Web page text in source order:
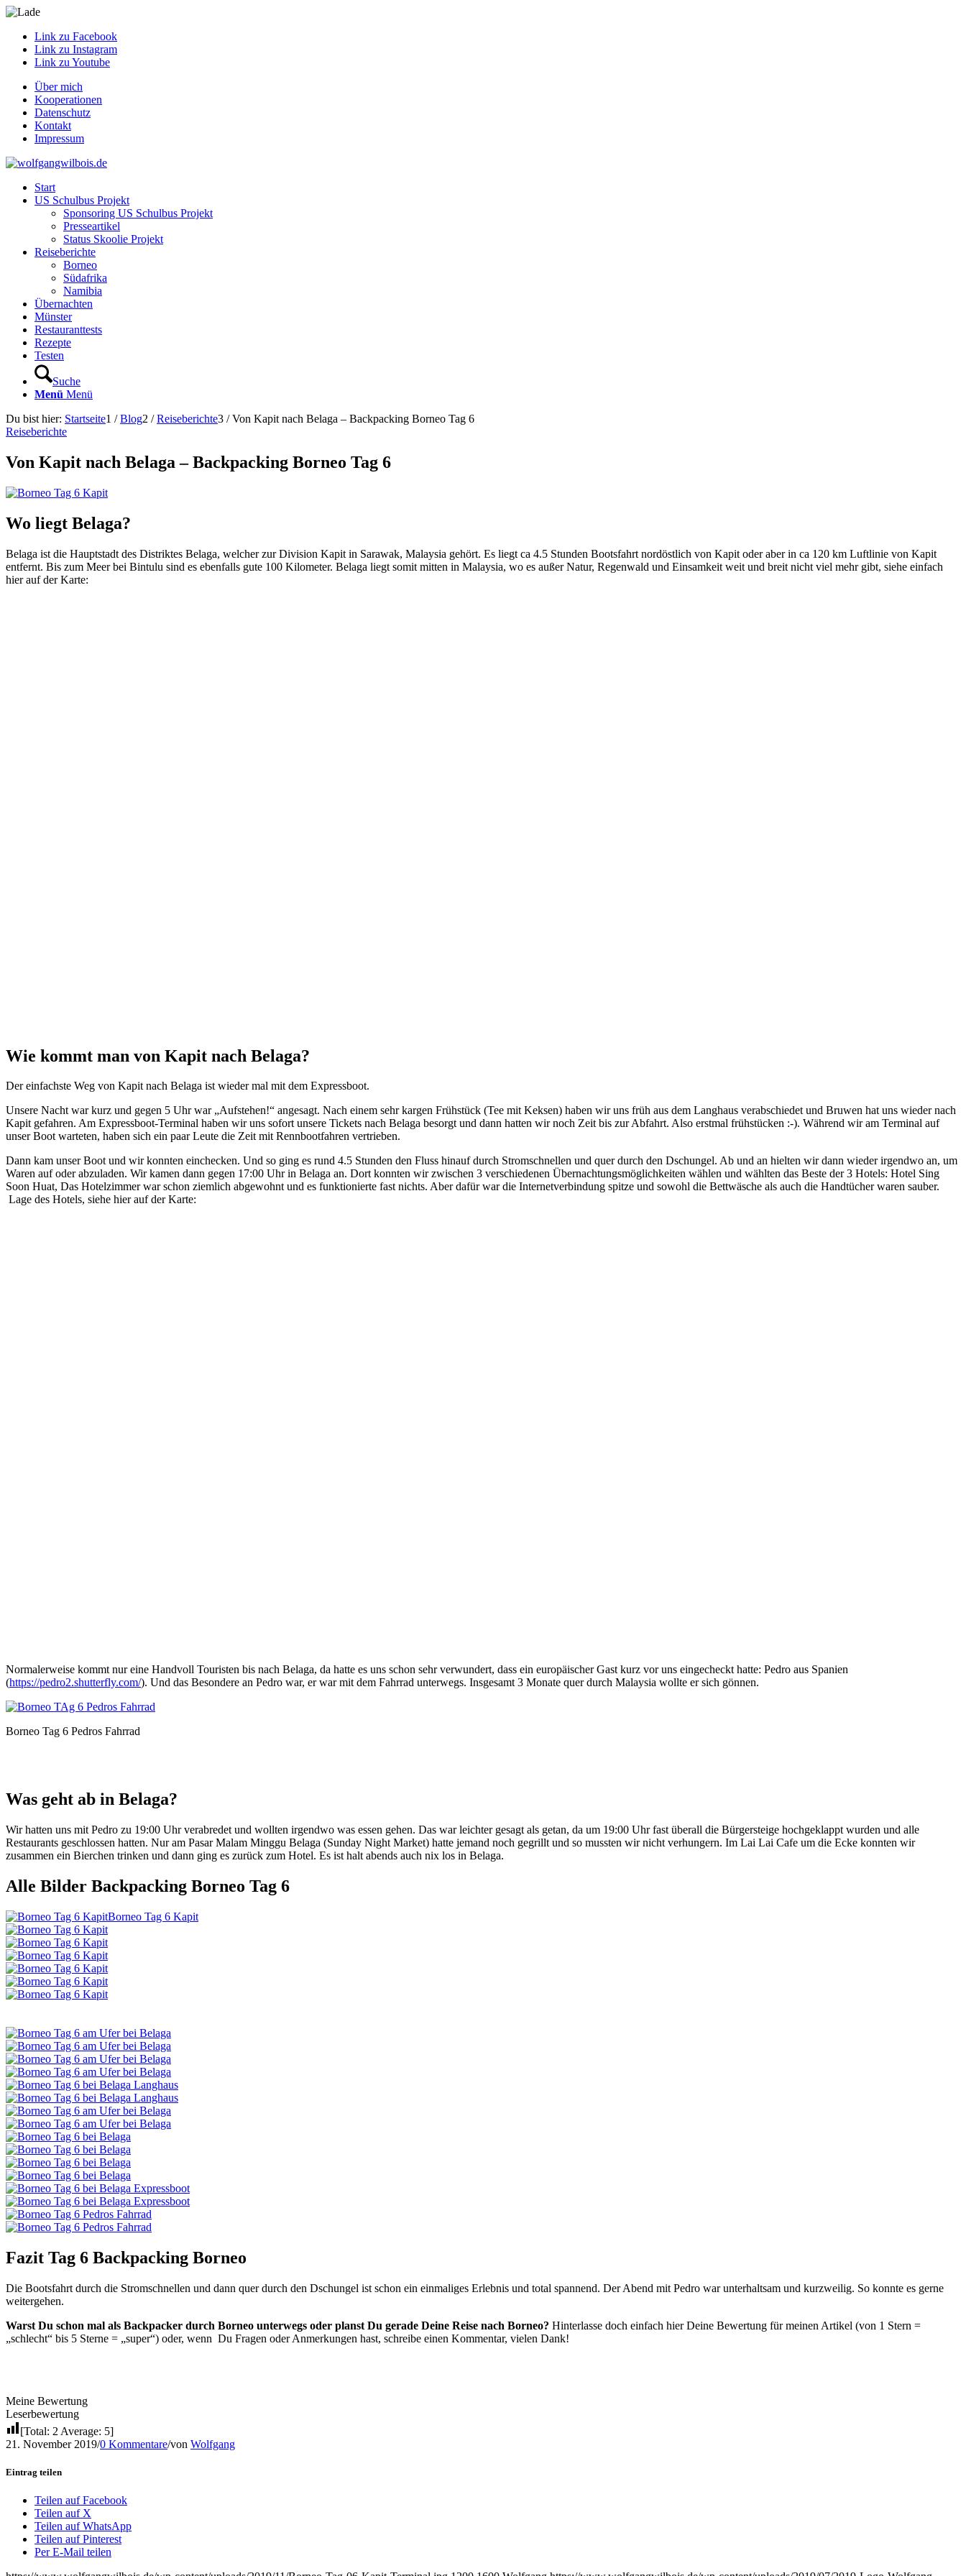
Link zu Facebook
Link zu Instagram
Link zu Youtube
Über mich
Kooperationen
Datenschutz
Kontakt
Impressum
Start
US Schulbus Projekt
Sponsoring US Schulbus Projekt
Presseartikel
Status Skoolie Projekt
Reiseberichte
Borneo
Südafrika
Namibia
Übernachten
Münster
Restauranttests
Rezepte
Testen
Suche
Menü Menü
Du bist hier: Startseite1 / Blog2 / Reiseberichte3 / Von Kapit nach Belaga – Backpacking Borneo Tag 6
Reiseberichte
Von Kapit nach Belaga – Backpacking Borneo Tag 6
Wo liegt Belaga?
Belaga ist die Hauptstadt des Distriktes Belaga, welcher zur Division Kapit in Sarawak, Malaysia gehört. Es liegt ca 4.5 Stunden Bootsfahrt nordöstlich von Kapit oder aber in ca 120 km Luftlinie von Kapit
entfernt. Bis zum Meer bei Bintulu sind es ebenfalls gute 100 Kilometer. Belaga liegt somit mitten in Malaysia, wo es außer Natur, Regenwald und Einsamkeit weit und breit nicht viel mehr gibt, siehe einfach
hier auf der Karte:
Wie kommt man von Kapit nach Belaga?
Der einfachste Weg von Kapit nach Belaga ist wieder mal mit dem Expressboot.
Unsere Nacht war kurz und gegen 5 Uhr war „Aufstehen!“ angesagt. Nach einem sehr kargen Frühstück (Tee mit Keksen) haben wir uns früh aus dem Langhaus verabschiedet und Bruwen hat uns wieder nach
Kapit gefahren. Am Expressboot-Terminal haben wir uns sofort unsere Tickets nach Belaga besorgt und dann hatten wir noch Zeit bis zur Abfahrt. Also erstmal frühstücken :-). Während wir am Terminal auf
unser Boot warteten, haben sich ein paar Leute die Zeit mit Rennbootfahren vertrieben.
Dann kam unser Boot und wir konnten einchecken. Und so ging es rund 4.5 Stunden den Fluss hinauf durch Stromschnellen und quer durch den Dschungel. Ab und an hielten wir dann wieder irgendwo an, um
Waren auf oder abzuladen. Wir kamen dann gegen 17:00 Uhr in Belaga an. Dort konnten wir zwischen 3 verschiedenen Übernachtungsmöglichkeiten wählen und wählten das Beste der 3 Hotels: Hotel Sing
Soon Huat, Das Hotelzimmer war schon ziemlich abgewohnt und es funktionierte fast nichts. Aber dafür war die Internetverbindung spitze und sowohl die Bettwäsche als auch die Handtücher waren sauber.
Lage des Hotels, siehe hier auf der Karte:
Normalerweise kommt nur eine Handvoll Touristen bis nach Belaga, da hatte es uns schon sehr verwundert, dass ein europäischer Gast kurz vor uns eingecheckt hatte: Pedro aus Spanien
(https://pedro2.shutterfly.com/). Und das Besondere an Pedro war, er war mit dem Fahrrad unterwegs. Insgesamt 3 Monate quer durch Malaysia wollte er sich gönnen.
Borneo Tag 6 Pedros Fahrrad
Was geht ab in Belaga?
Wir hatten uns mit Pedro zu 19:00 Uhr verabredet und wollten irgendwo was essen gehen. Das war leichter gesagt als getan, da um 19:00 Uhr fast überall die Bürgersteige hochgeklappt wurden und alle
Restaurants geschlossen hatten. Nur am Pasar Malam Minggu Belaga (Sunday Night Market) hatte jemand noch gegrillt und so mussten wir nicht verhungern. Im Lai Lai Cafe um die Ecke konnten wir
zusammen ein Bierchen trinken und dann ging es zurück zum Hotel. Es ist halt abends auch nix los in Belaga.
Alle Bilder Backpacking Borneo Tag 6
Borneo Tag 6 Kapit
Fazit Tag 6 Backpacking Borneo
Die Bootsfahrt durch die Stromschnellen und dann quer durch den Dschungel ist schon ein einmaliges Erlebnis und total spannend. Der Abend mit Pedro war unterhaltsam und kurzweilig. So konnte es gerne
weitergehen.
Warst Du schon mal als Backpacker durch Borneo unterwegs oder planst Du gerade Deine Reise nach Borneo? Hinterlasse doch einfach hier Deine Bewertung für meinen Artikel (von 1 Stern =
„schlecht“ bis 5 Sterne = „super“) oder, wenn Du Fragen oder Anmerkungen hast, schreibe einen Kommentar, vielen Dank!
Meine Bewertung
Leserbewertung
[Total: 2 Average: 5]
21. November 2019/0 Kommentare/von Wolfgang
Eintrag teilen
Teilen auf Facebook
Teilen auf X
Teilen auf WhatsApp
Teilen auf Pinterest
Per E-Mail teilen